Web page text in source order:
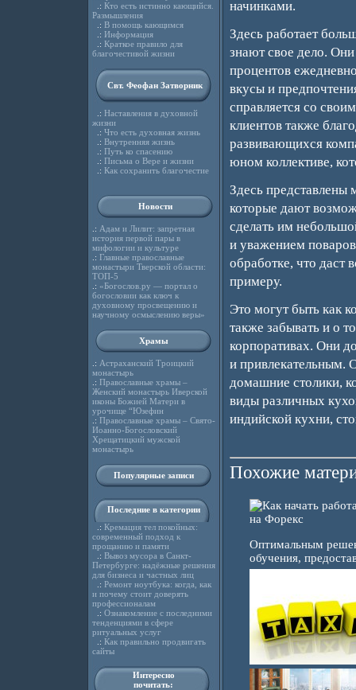
.: Кто есть истинно кающийся.
Размышления
.: В помощь кающимся
.: Информация
.: Краткое правило для
благочестивой жизни
Свт. Феофан Затворник
.: Наставления в духовной
жизни
.: Что есть духовная жизнь
.: Внутренняя жизнь
.: Путь ко спасению
.: Письма о Вере и жизни
.: Как сохранить благочестие
Новости
.: Адам и Лилит: запретная
история первой пары в
мифологии и культуре
.: Главные православные
монастыри Тверской области:
ТОП-5
.: «Богослов.ру — портал о
богословии как ключ к
духовному просвещению и
научному осмыслению веры»
Храмы
.: Астраханский Троицкий
монастырь
.: Православные храмы –
Женский монастырь Иверской
иконы Божией Матери в
урочище “Юзефин
.: Православные храмы – Свято-
Иоанно-Богословский
Хрещатицкий мужской
монастырь
Популярные записи
Последние в категории
.: Кремация тел покойных:
современный подход к
прощанию и памяти
.: Вывоз мусора в Санкт-
Петербурге: надёжные решения
для бизнеса и частных лиц
.: Ремонт ноутбука: когда, как
и почему стоит доверять
профессионалам
.: Ознакомление с последними
тенденциями в сфере
ритуальных услуг
.: Как правильно продвигать
сайты
Интересно
почитать:
начинками.
Здесь работает
знают свое дело.
процентов
вкусы и
справляется со
клиентов также
развивающихся
юном коллективе,
Здесь представлены
которые дают
сделать им
и уважением
обработке, что даст
примеру.
Это могут быть как
также забывать и о
корпоративах. Они
и привлекательным.
домашние столики,
виды различных
индийской кухни,
Похожие
Оптимальным
обучения,